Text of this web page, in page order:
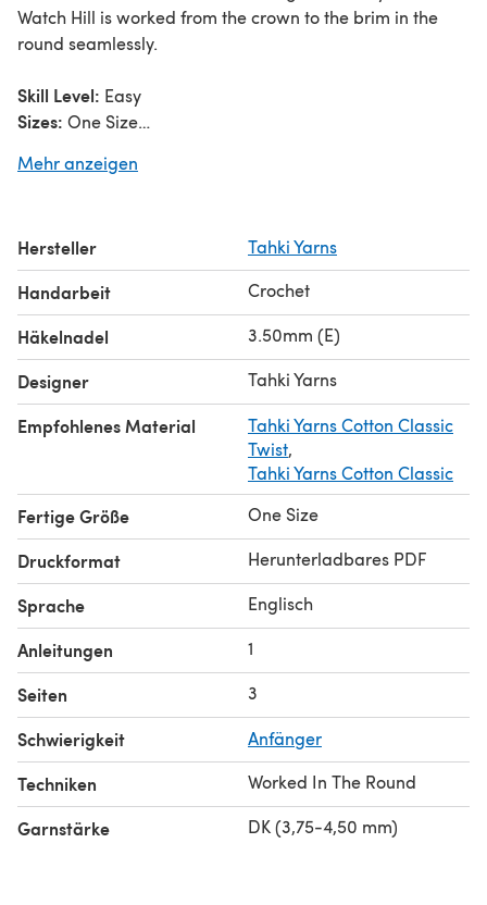
Watch Hill is worked from the crown to the brim in the
round seamlessly.
Skill Level: Easy
Sizes: One Size
crown depth; and 4” brim depth
Mercerized Cotton; 50g/108yds) shown in 3001 White
Yarn B –2 hanks Tahki Yarns Cotton Classic Twist
(100% Mercerized Cotton; 50g/108yds) shown in 5100
Spring Flowers
Hooks:US E/4 (3.50mm)
Gauge:19 sts and 15 rnds = 4” in half double crochet
(hdc)
Mehr anzeigen
Hersteller Tahki Yarns
Handarbeit Crochet
Häkelnadel 3.50mm (E)
Designer Tahki Yarns
Empfohlenes Material
Tahki Yarns Cotton Classic
Twist,
Tahki Yarns Cotton Classic
Fertige Größe One Size
Druckformat Herunterladbares PDF
Sprache Englisch
Anleitungen 1
Seiten 3
Schwierigkeit Anfänger
Techniken Worked In The Round
Garnstärke DK (3,75-4,50 mm)